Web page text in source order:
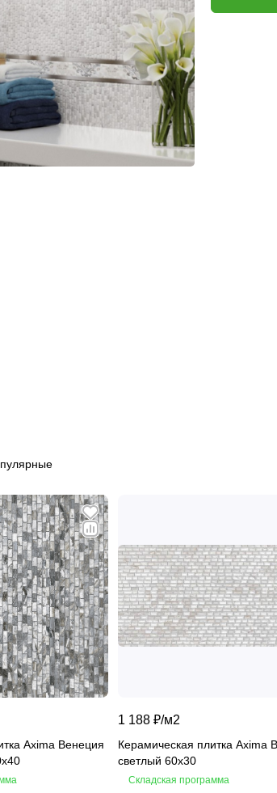
Axima Венеция
1 188 ₽/м2
Керамическая плитка Axima
светлый 60x30
Складская программа